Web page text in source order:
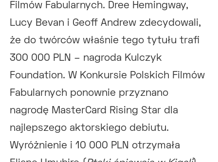
Filmów Fabularnych. Dree Hemingway,
Lucy Bevan i Geoff Andrew zdecydowali,
że do twórców właśnie tego tytułu trafi
300 000 PLN – nagroda Kulczyk
Foundation. W Konkursie Polskich Filmów
Fabularnych ponownie przyznano
nagrodę MasterCard Rising Star dla
najlepszego aktorskiego debiutu.
Wyróżnienie i 10 000 PLN otrzymała